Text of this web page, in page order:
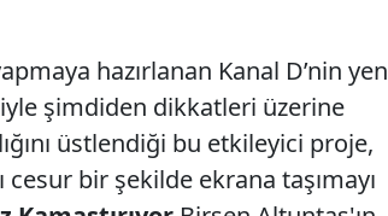
hazırlanan Kanal D’nin
şimdiden dikkatleri üzerine
üstlendiği bu etkileyici proje,
cesur bir şekilde ekrana taşımayı